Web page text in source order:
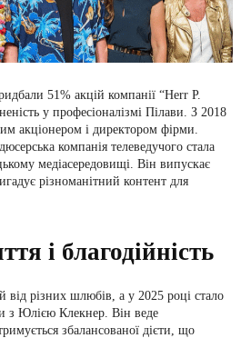
51% акцій компанії “Herr P.
у професіоналізмі Пілави. З 2018
акціонером і директором фірми.
компанія телеведучого стала
медіасередовищі. Він випускає
різноманітний контент для
і благодійність
від різних шлюбів, а у 2025 році стало
з Юлією Клекнер. Він веде
збалансованої дієти, що